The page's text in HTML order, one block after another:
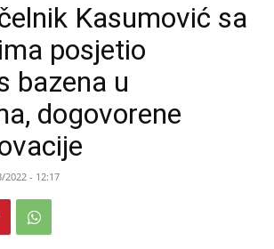
Kasumović sa
posjetio
bazena u
dogovorene
2022 - 12:17